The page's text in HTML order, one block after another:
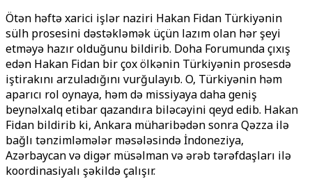
Ötən həftə xarici işlər naziri Hakan Fidan Türkiyənin
sülh prosesini dəstəkləmək üçün lazım olan hər şeyi
etməyə hazır olduğunu bildirib. Doha Forumunda çıxış
edən Hakan Fidan bir çox ölkənin Türkiyənin prosesdə
iştirakını arzuladığını vurğulayıb. O, Türkiyənin həm
aparıcı rol oynaya, həm də missiyaya daha geniş
beynəlxalq etibar qazandıra biləcəyini qeyd edib. Hakan
Fidan bildirib ki, Ankara müharibədən sonra Qəzza ilə
bağlı tənzimləmələr məsələsində İndoneziya,
Azərbaycan və digər müsəlman və ərəb tərəfdaşları ilə
koordinasiyalı şəkildə çalışır.